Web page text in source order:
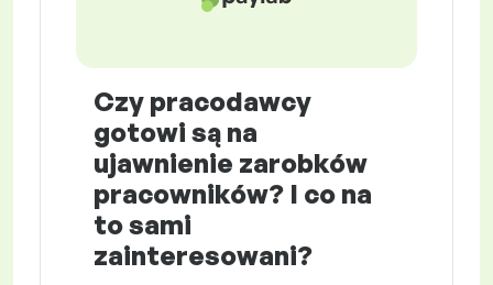
Czy pracodawcy
gotowi są na
ujawnienie zarobków
pracowników? I co na
to sami
zainteresowani?